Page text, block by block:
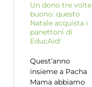
Un dono tre volte
buono: questo
Natale acquista i
panettoni di
EducAid!
Quest’anno
insieme a Pacha
Mama abbiamo